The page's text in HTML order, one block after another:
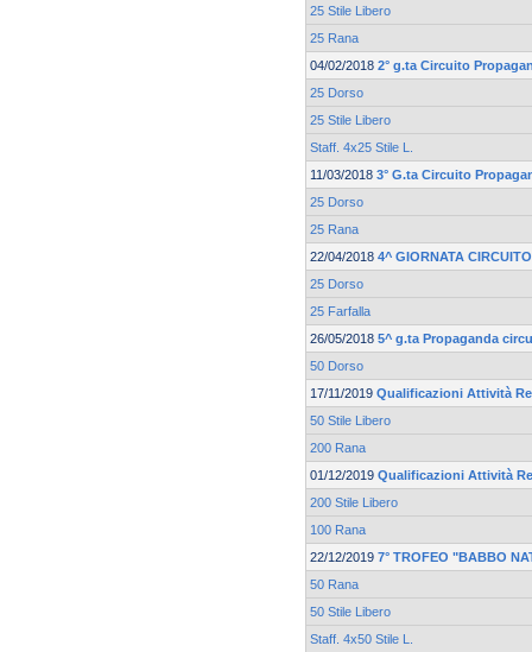
25 Stile Libero
25 Rana
04/02/2018 2° g.ta Circuito
25 Dorso
25 Stile Libero
Staff. 4x25 Stile L.
11/03/2018 3° G.ta Circuito
25 Dorso
25 Rana
22/04/2018 4^ GIORNATA
25 Dorso
25 Farfalla
26/05/2018 5^ g.ta Propaganda
50 Dorso
17/11/2019 Qualificazioni Attività
50 Stile Libero
200 Rana
01/12/2019 Qualificazioni Attività
200 Stile Libero
100 Rana
22/12/2019 7° TROFEO "BABBO
50 Rana
50 Stile Libero
Staff. 4x50 Stile L.